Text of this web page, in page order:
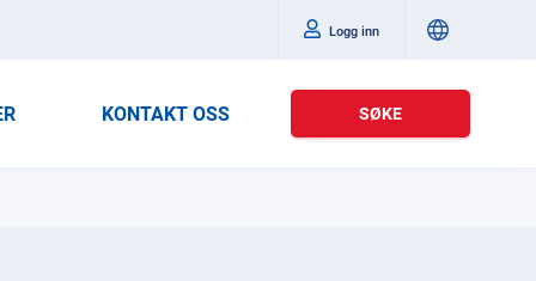
Logg inn
KONTAKT OSS SØKE